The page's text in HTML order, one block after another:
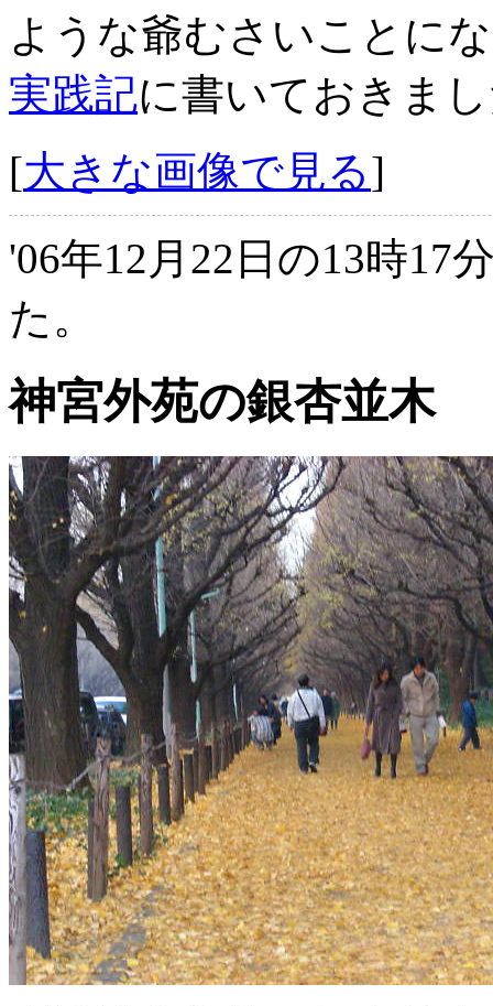
ような爺むさいことに
実践記に書いておきま
[大きな画像で見る]
'06年12月22日の13時17
た。
神宮外苑の銀杏並木